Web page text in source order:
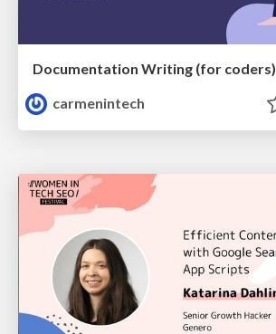
Documentation Writing (for coders)
carmenintech